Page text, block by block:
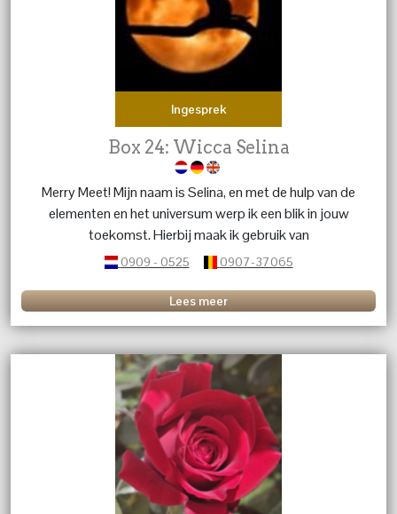
Ingesprek
Box 24: Wicca Selina
Merry Meet! Mijn naam is Selina, en met de hulp van de
elementen en het universum werp ik een blik in jouw
toekomst. Hierbij maak ik gebruik van
Tarotkaartleggingen, Reiki en magnetiseren. Waarmee
vragen zijn beantwoord.
0909 - 0525 0907-37065
Lees meer